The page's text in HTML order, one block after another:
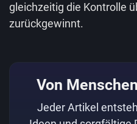
gleichzeitig die Kontrolle
zurückgewinnt.
Von
Jeder Artikel